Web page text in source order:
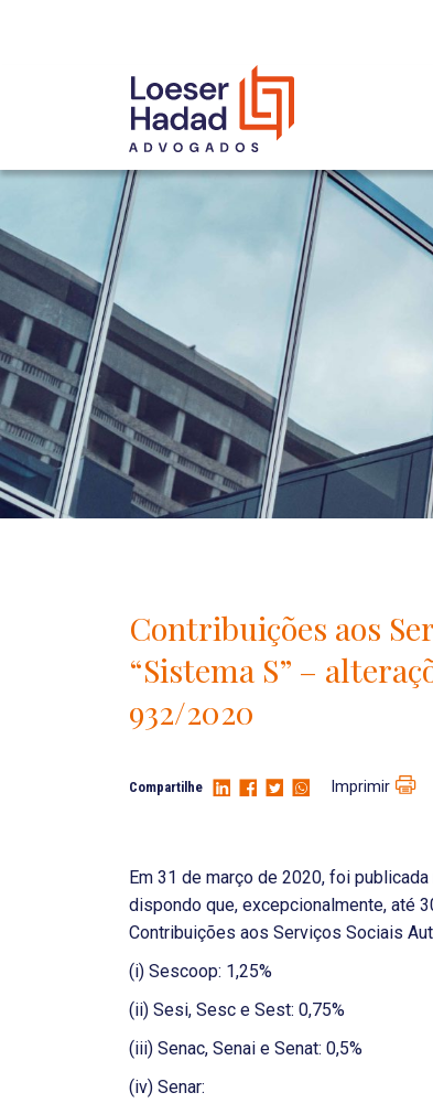
INTERNATIONAL NETWORK
PRÊMIOS
NOSSA EQUIPE
Contribuições aos
“Sistema S” –
932/2020
Compartilhe Imprimir
Em 31 de março de 2020, foi
dispondo que, excepcionalmente, até
Contribuições aos Serviços Sociais
(i) Sescoop: 1,25%
(ii) Sesi, Sesc e Sest: 0,75%
(iii) Senac, Senai e Senat: 0,5%
(iv) Senar: